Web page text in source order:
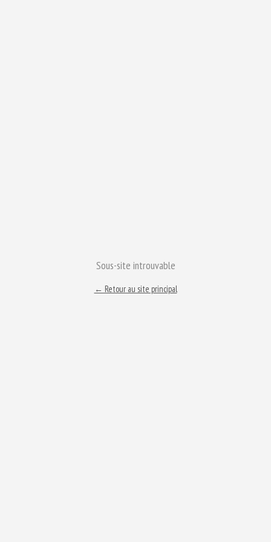
Sous-site introuvable
← Retour au site principal